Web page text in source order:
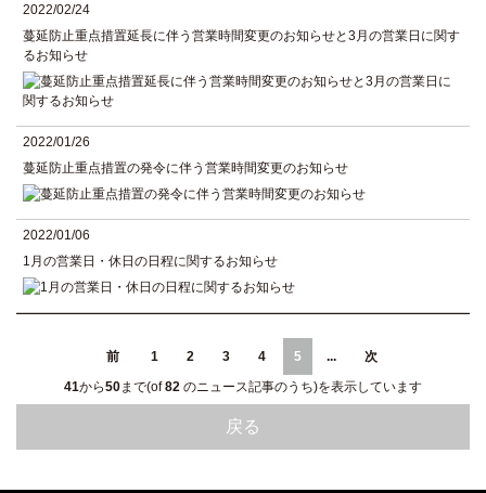
2022/02/24
蔓延防止重点措置延長に伴う営業時間変更のお知らせと3月の営業日に関す
るお知らせ
2022/01/26
蔓延防止重点措置の発令に伴う営業時間変更のお知らせ
2022/01/06
1月の営業日・休日の日程に関するお知らせ
前 1 2 3 4 5 ...
次
41から50まで(of82 のニュース記事のうち)を表示しています
戻る